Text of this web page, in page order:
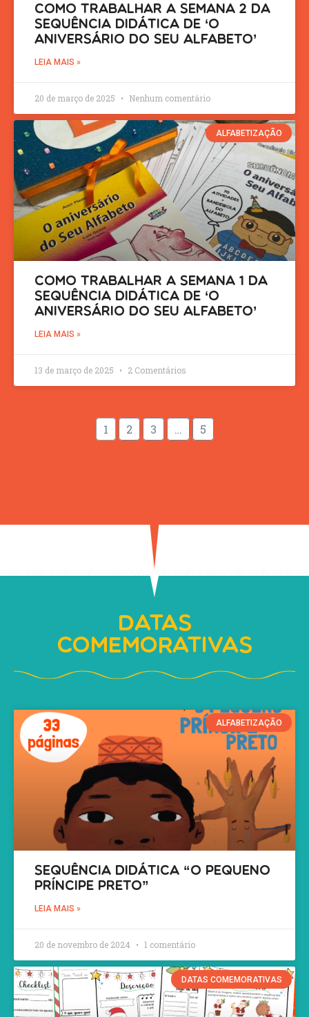
Como Trabalhar a Semana 2 da
Sequência Didática de ‘O
Aniversário do Seu Alfabeto’
LEIA MAIS »
20 de março de 2025 Nenhum comentário
ALFABETIZAÇÃO
Como Trabalhar a Semana 1 da
Sequência Didática de ‘O
Aniversário do Seu Alfabeto’
LEIA MAIS »
13 de março de 2025 2 Comentários
1 2 3 … 5
Datas
Comemorativas
ALFABETIZAÇÃO
Sequência Didática “O Pequeno
Príncipe Preto”
LEIA MAIS »
20 de novembro de 2024 1 comentário
DATAS COMEMORATIVAS